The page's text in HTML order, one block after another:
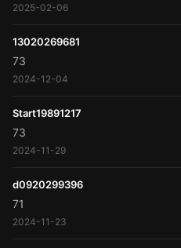
2025-02-06
13020269681
73
2024-12-04
Start19891217
73
2024-11-29
d0920299396
71
2024-11-23